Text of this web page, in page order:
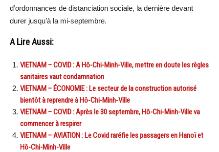
d’ordonnances de distanciation sociale, la dernière devant
durer jusqu’à la mi-septembre.
A Lire Aussi:
VIETNAM – COVID : A Hô-Chi-Minh-Ville, mettre en doute les règles
sanitaires vaut condamnation
VIETNAM – ÉCONOMIE : Le secteur de la construction autorisé
bientôt à reprendre à Hô-Chi-Minh-Ville
VIETNAM – COVID : Après le 30 septembre, Hô-Chi-Minh-Ville va
commencer à respirer
VIETNAM – AVIATION : Le Covid raréfie les passagers en Hanoï et
Hô-Chi-Minh-Ville